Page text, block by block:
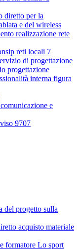
diretto per la
e del wireless
realizzazione rete
reti locali 7
di progettazione
progettazione
interna figura
e
9707
del progetto sulla
acquisto materiale
formatore Lo sport